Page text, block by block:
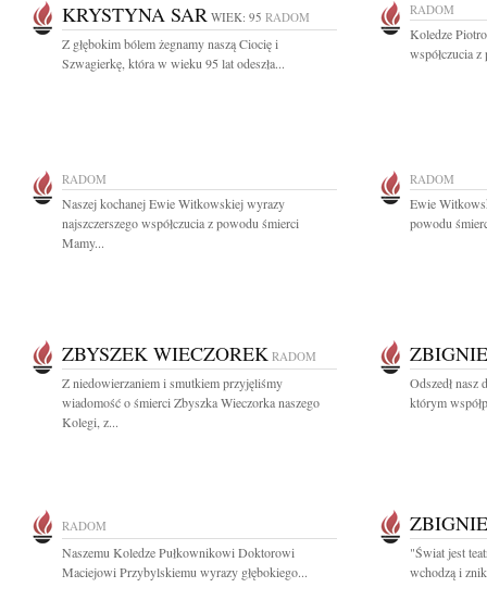
KRYSTYNA SAR WIEK: 95 RADOM
Z głębokim bólem żegnamy naszą Ciocię i
Szwagierkę, która w wieku 95 lat odeszła...
RADOM
Koledze
współczucia
RADOM
Naszej kochanej Ewie Witkowskiej wyrazy
najszczerszego współczucia z powodu śmierci
Mamy...
RADOM
Ewie
powodu
ZBYSZEK WIECZOREK RADOM
Z niedowierzaniem i smutkiem przyjęliśmy
wiadomość o śmierci Zbyszka Wieczorka naszego
Kolegi, z...
Odszedł
którym
RADOM
Naszemu Koledze Pułkownikowi Doktorowi
Maciejowi Przybylskiemu wyrazy głębokiego...
"Świat jest
wchodzą i